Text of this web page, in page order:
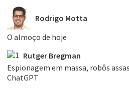
Rodrigo Motta
O almoço de hoje
Rutger Bregman
Espionagem em massa, robôs
ChatGPT